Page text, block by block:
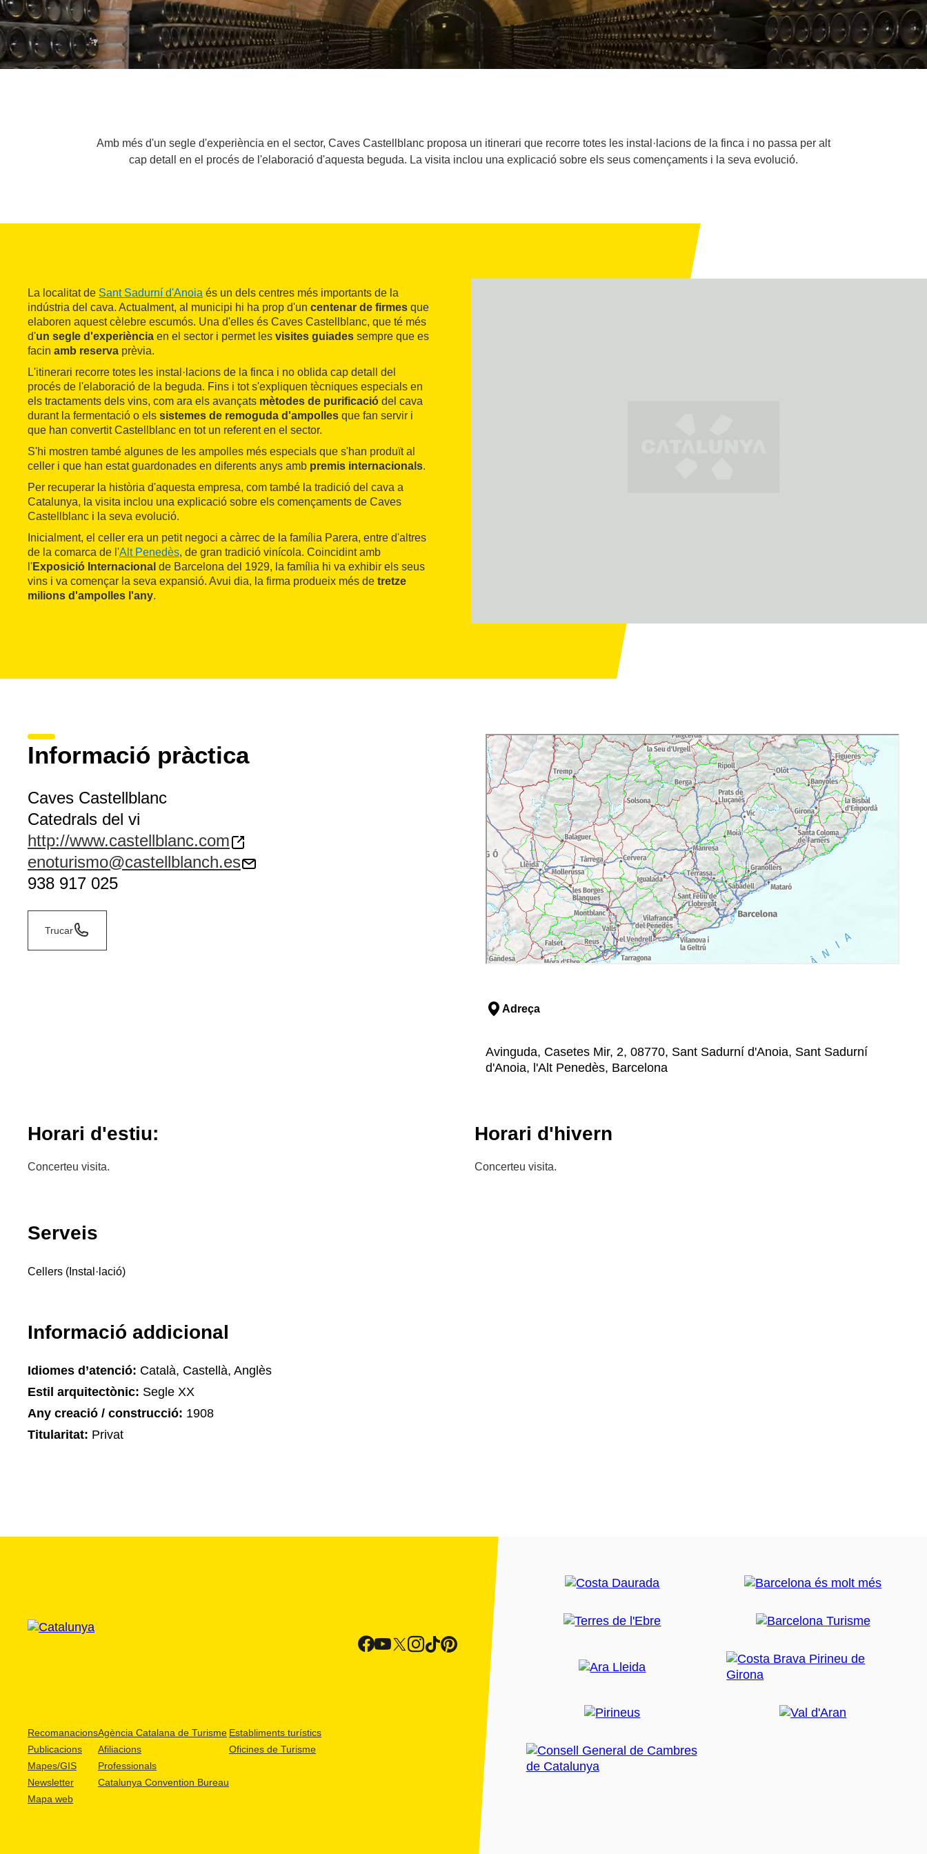
Amb més d'un segle d'experiència en el sector, Caves Castellblanc proposa un itinerari que recorre totes les instal·lacions de la finca i no passa per alt
cap detall en el procés de l'elaboració d'aquesta beguda. La visita inclou una explicació sobre els seus començaments i la seva evolució.
La localitat de Sant Sadurní d'Anoia és un dels centres més importants de la
indústria del cava. Actualment, al municipi hi ha prop d'un centenar de firmes que
elaboren aquest cèlebre escumós. Una d'elles és Caves Castellblanc, que té més
d'un segle d'experiència en el sector i permet les visites guiades sempre que es
facin amb reserva prèvia.
L'itinerari recorre totes les instal·lacions de la finca i no oblida cap detall del
procés de l'elaboració de la beguda. Fins i tot s'expliquen tècniques especials en
els tractaments dels vins, com ara els avançats mètodes de purificació del cava
durant la fermentació o els sistemes de remoguda d'ampolles que fan servir i
que han convertit Castellblanc en tot un referent en el sector.
S'hi mostren també algunes de les ampolles més especials que s'han produït al
celler i que han estat guardonades en diferents anys amb premis internacionals.
Per recuperar la història d'aquesta empresa, com també la tradició del cava a
Catalunya, la visita inclou una explicació sobre els començaments de Caves
Castellblanc i la seva evolució.
Inicialment, el celler era un petit negoci a càrrec de la família Parera, entre d'altres
de la comarca de l'Alt Penedès, de gran tradició vinícola. Coincidint amb
l'Exposició Internacional de Barcelona del 1929, la família hi va exhibir els seus
vins i va començar la seva expansió. Avui dia, la firma produeix més de tretze
milions d'ampolles l'any.
Informació pràctica
Caves Castellblanc
Catedrals del vi
http://www.castellblanc.com
enoturismo@castellblanch.es
938 917 025
Trucar
Adreça
Avinguda, Casetes Mir, 2, 08770, Sant Sadurní d'Anoia, Sant Sadurní
d'Anoia, l'Alt Penedès, Barcelona
Horari d'estiu:
Concerteu visita.
Horari d'hivern
Concerteu visita.
Serveis
Cellers (Instal·lació)
Informació addicional
Idiomes d’atenció: Català, Castellà, Anglès
Estil arquitectònic: Segle XX
Any creació / construcció: 1908
Titularitat: Privat
Recomanacions
Publicacions
Mapes/GIS
Newsletter
Mapa web
Agència Catalana de Turisme
Afiliacions
Professionals
Catalunya Convention Bureau
Establiments turístics
Oficines de Turisme